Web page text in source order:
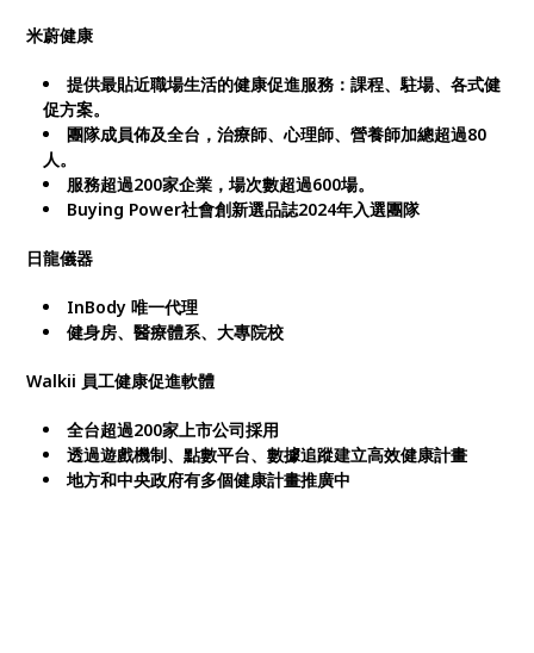
米蔚健康
提供最貼近職場生活的健康促進服務：課程、駐場、各式健
促方案。
團隊成員佈及全台，治療師、心理師、營養師加總超過80
人。
服務超過200家企業，場次數超過600場。
Buying Power社會創新選品誌2024年入選團隊
日龍儀器
InBody 唯一代理
健身房、醫療體系、大專院校
Walkii 員工健康促進軟體
全台超過200家上市公司採用
透過遊戲機制、點數平台、數據追蹤建立高效健康計畫
地方和中央政府有多個健康計畫推廣中